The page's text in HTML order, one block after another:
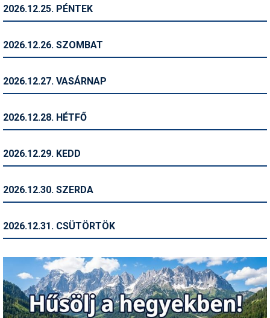
Történelem
Utazási tippek
2026.12.25. PÉNTEK
2026.12.26. SZOMBAT
2026.12.27. VASÁRNAP
2026.12.28. HÉTFŐ
2026.12.29. KEDD
2026.12.30. SZERDA
2026.12.31. CSÜTÖRTÖK